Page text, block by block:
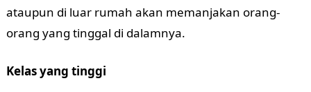
ataupun di luar rumah akan memanjakan orang-
orang yang tinggal di dalamnya.
Kelas yang tinggi